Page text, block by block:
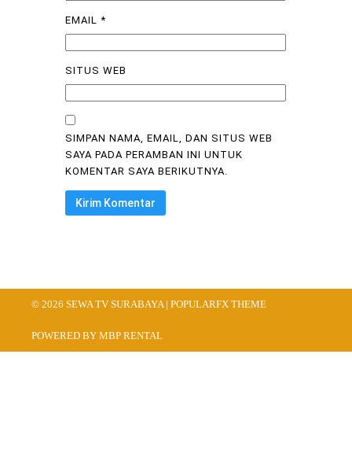
EMAIL *
SITUS WEB
SIMPAN NAMA, EMAIL, DAN SITUS WEB
SAYA PADA PERAMBAN INI UNTUK
KOMENTAR SAYA BERIKUTNYA.
© 2026 SEWA TV SURABAYA | POPULARFX THEME
POWERED BY MBP RENTAL